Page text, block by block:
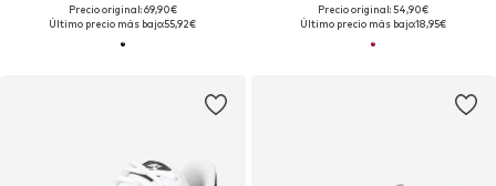
Precio original: 69,90€
Último precio más bajo:55,92€
Precio original: 54,90€
Último precio más bajo:18,95€